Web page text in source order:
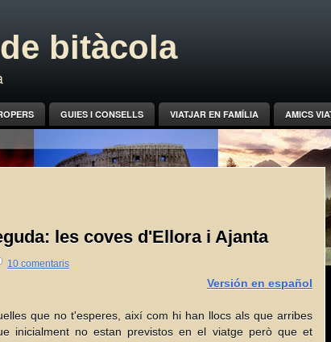
bitàcola
GUIES I CONSELLS VIATJAR EN FAMÍLIA AMICS
les coves d'Ellora i Ajanta
10 comentaris
Versión en español
que no t'esperes, així com hi han llocs als que arribes
inicialment no estan previstos en el viatge però que et